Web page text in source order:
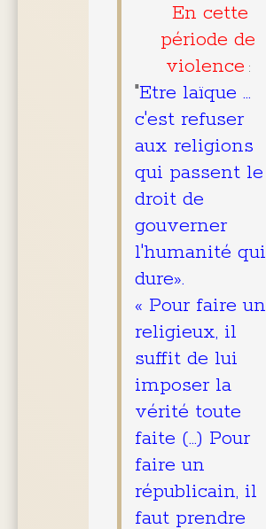
En cette
période de
violence :
"Etre laïque …
c'est refuser
aux religions
qui passent le
droit de
gouverner
l'humanité qui
dure».
« Pour faire un
religieux, il
suffit de lui
imposer la
vérité toute
faite (…) Pour
faire un
républicain, il
faut prendre